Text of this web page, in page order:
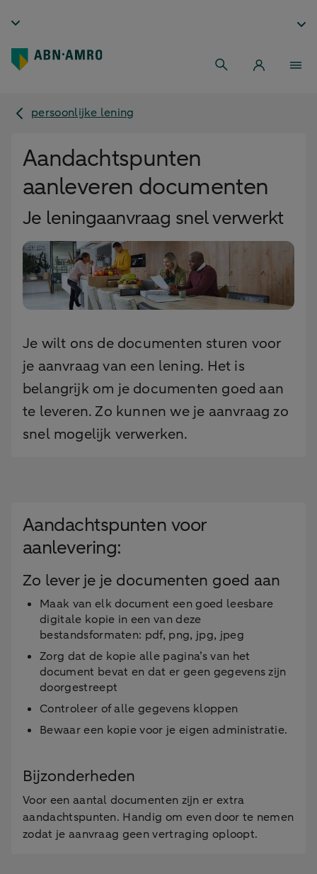
persoonlijke lening
Aandachtspunten
aanleveren documenten
Je leningaanvraag snel verwerkt
Je wilt ons de documenten sturen voor
je aanvraag van een lening. Het is
belangrijk om je documenten goed aan
te leveren. Zo kunnen we je aanvraag zo
snel mogelijk verwerken.
Aandachtspunten voor
aanlevering:
Zo lever je je documenten goed aan
Maak van elk document een goed leesbare
digitale kopie in een van deze
bestandsformaten: pdf, png, jpg, jpeg
Zorg dat de kopie alle pagina’s van het
document bevat en dat er geen gegevens zijn
doorgestreept
Controleer of alle gegevens kloppen
Bewaar een kopie voor je eigen administratie.
Bijzonderheden
Voor een aantal documenten zijn er extra
aandachtspunten. Handig om even door te nemen
zodat je aanvraag geen vertraging oploopt.